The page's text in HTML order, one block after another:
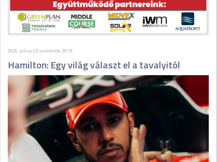
2026. július 23. csütörtök, 20:19
Hamilton: Egy világ választ el a tavalyitól